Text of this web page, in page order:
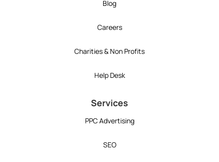
Blog
Careers
Charities & Non Profits
Help Desk
Services
PPC Advertising
SEO